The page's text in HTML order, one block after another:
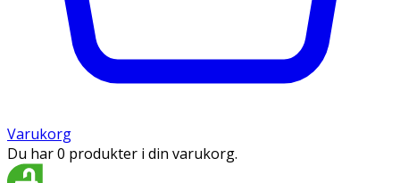
Varukorg
Du har 0 produkter i din varukorg.